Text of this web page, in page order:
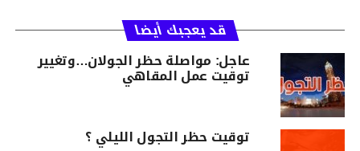
قد يعجبك أيضا
عاجل: مواصلة حظر الجولان…وتغيير
توقيت عمل المقاهي
توقيت حظر التجول الليلي ؟